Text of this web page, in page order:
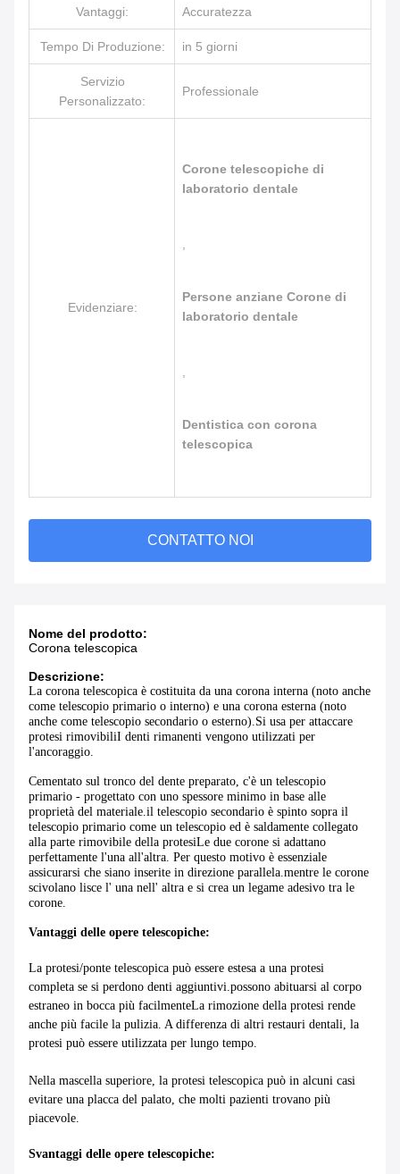
Vantaggi: Accuratezza
Tempo Di Produzione: in 5 giorni
Servizio
Personalizzato:
Professionale
Evidenziare:
Corone telescopiche di
laboratorio dentale
Persone anziane Corone di
laboratorio dentale
Dentistica con corona
telescopica
CONTATTO NOI
Nome del prodotto:
Corona telescopica
Descrizione:
La corona telescopica è costituita da una corona interna (noto anche
come telescopio primario o interno) e una corona esterna (noto
anche come telescopio secondario o esterno).Si usa per attaccare
protesi rimovibiliI denti rimanenti vengono utilizzati per
l'ancoraggio.
Cementato sul tronco del dente preparato, c'è un telescopio
primario - progettato con uno spessore minimo in base alle
proprietà del materiale.il telescopio secondario è spinto sopra il
telescopio primario come un telescopio ed è saldamente collegato
alla parte rimovibile della protesiLe due corone si adattano
perfettamente l'una all'altra. Per questo motivo è essenziale
assicurarsi che siano inserite in direzione parallela.mentre le corone
scivolano lisce l' una nell' altra e si crea un legame adesivo tra le
corone.
Vantaggi delle opere telescopiche:
La protesi/ponte telescopica può essere estesa a una protesi
completa se si perdono denti aggiuntivi.possono abituarsi al corpo
estraneo in bocca più facilmenteLa rimozione della protesi rende
anche più facile la pulizia. A differenza di altri restauri dentali, la
protesi può essere utilizzata per lungo tempo.
Nella mascella superiore, la protesi telescopica può in alcuni casi
evitare una placca del palato, che molti pazienti trovano più
piacevole.
Svantaggi delle opere telescopiche: